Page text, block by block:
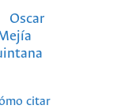
Oscar
citar